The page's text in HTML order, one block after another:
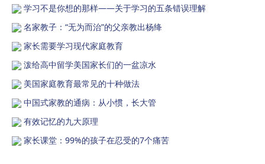
学习不是你想的那样——关于学习的五条错误理解
名家教子：“无为而治”的父亲教出杨绛
家长需要学习现代家庭教育
泼给高中留学美国家长们的一盆凉水
美国家庭教育最常见的十种做法
中国式家教的通病：从小惯，长大管
有效记忆的九大原理
家长课堂：99%的孩子在忍受的7个痛苦